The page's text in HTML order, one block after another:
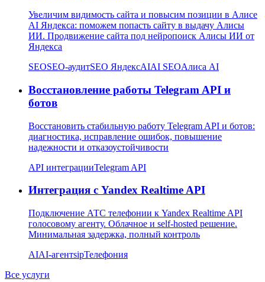
Увеличим видимость сайта и повысим позиции в Алисе
AI Яндекса: поможем попасть сайту в выдачу Алисы
ИИ. Продвижение сайта под нейропоиск Алисы ИИ от
Яндекса
SEOSEO-аудитSEO ЯндексAIAI SEOАлиса AI
Восстановление работы Telegram API и
ботов
Восстановить стабильную работу Telegram API и ботов:
диагностика, исправление ошибок, повышение
надежности и отказоустойчивости
API интеграцииTelegram API
Интеграция с Yandex Realtime API
Подключение АТС телефонии к Yandex Realtime API
голосовому агенту. Облачное и self-hosted решение.
Минимальная задержка, полный контроль
AIAI-агентsipТелефония
Все услуги